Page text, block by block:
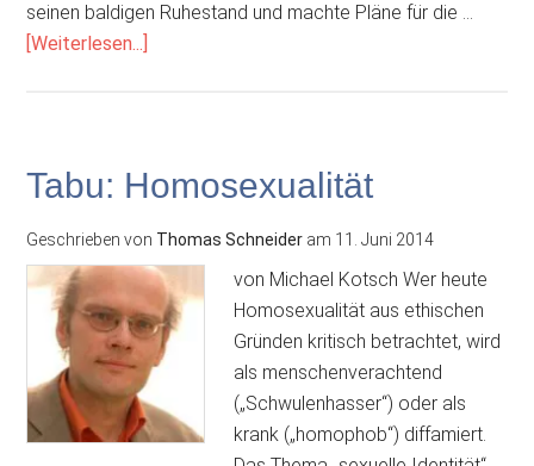
seinen baldigen Ruhestand und machte Pläne für die …
[Weiterlesen...]
Tabu: Homosexualität
Geschrieben von Thomas Schneider am 11. Juni 2014
von Michael Kotsch Wer heute
Homosexualität aus ethischen
Gründen kritisch betrachtet, wird
als menschenverachtend
(„Schwulenhasser“) oder als
krank („homophob“) diffamiert.